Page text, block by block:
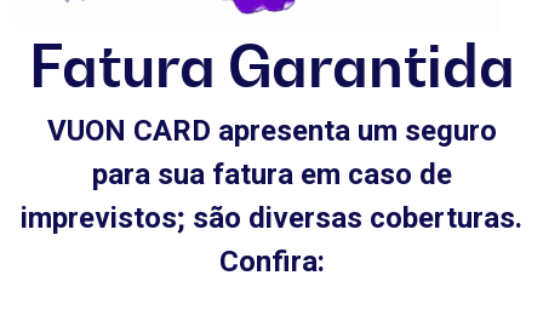
Fatura Garantida
VUON CARD apresenta um seguro
para sua fatura em caso de
imprevistos; são diversas coberturas.
Confira: